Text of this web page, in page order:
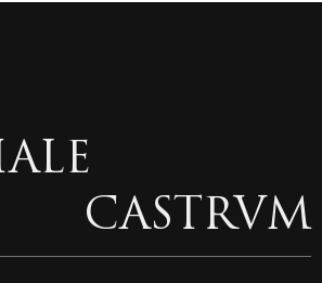
CASTRVM